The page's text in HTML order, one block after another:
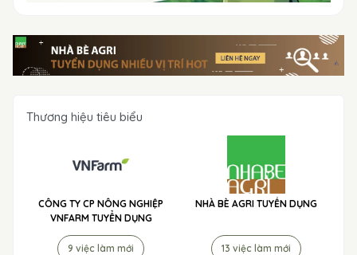
Thương hiệu tiêu biểu
CÔNG TY CP NÔNG NGHIỆP
VNFARM TUYỂN DỤNG
9 việc làm mới
NHÀ BÈ AGRI TUYỂN DỤNG
13 việc làm mới